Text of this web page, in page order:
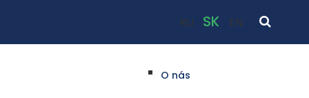
RU SK EN
O nás